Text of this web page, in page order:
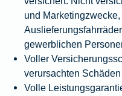
und
gewerblichen
Voller
verursachten Schäden
Volle